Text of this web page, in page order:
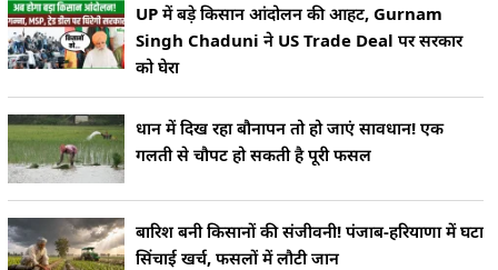
UP में बड़े किसान आंदोलन की आहट, Gurnam
Singh Chaduni ने US Trade Deal पर सरकार
को घेरा
धान में दिख रहा बौनापन तो हो जाएं सावधान! एक
गलती से चौपट हो सकती है पूरी फसल
बारिश बनी किसानों की संजीवनी! पंजाब-हरियाणा में घटा
सिंचाई खर्च, फसलों में लौटी जान